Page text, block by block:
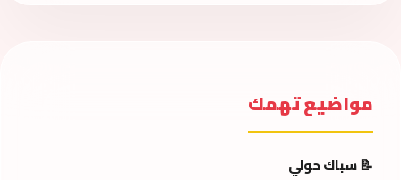
مواضيع تهمك
📝 سباك حولي